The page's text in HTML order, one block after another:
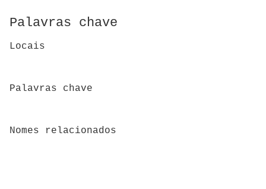
Palavras chave
Locais
Palavras chave
Nomes relacionados